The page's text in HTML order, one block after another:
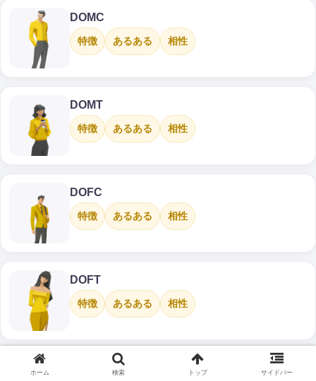
DOMC
特徴 あるある 相性
DOMT
特徴 あるある 相性
DOFC
特徴 あるある 相性
DOFT
特徴 あるある 相性
ランキング記事から“使えるヒント”を拾う
ホーム 検索 トップ サイドバー